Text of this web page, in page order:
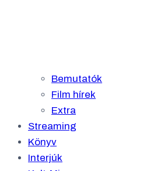
Bemutatók
Film hírek
Extra
Streaming
Könyv
Interjúk